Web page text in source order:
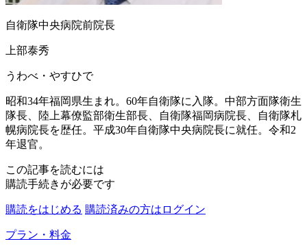
自衛隊中央病院前院長
上部泰秀
うわべ・やすひで
昭和34年福岡県生まれ。60年自衛隊に入隊。中部方面隊衛生
隊長、陸上幕僚監部衛生部長、自衛隊福岡病院長、自衛隊札
幌病院長を歴任。平成30年自衛隊中央病院長に就任。令和2
年退官。
この記事を読むには
購読手続きが必要です
購読をはじめる 購読済みの方はログイン
プラン・料金